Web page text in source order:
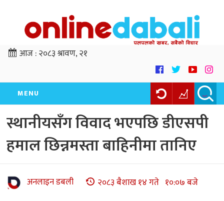
आज :२०८३ श्रावण, २१
MENU
स्थानीयसँग विवाद भएपछि डीएसपी
हमाल छिन्नमस्ता बाहिनीमा तानिए
अनलाइन डबली २०८३ बैशाख १४ गते १०:०७ बजे